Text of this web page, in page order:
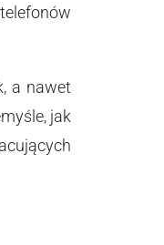
a nawet
jak